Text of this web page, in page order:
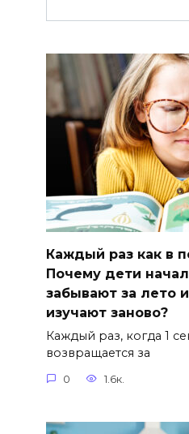
Каждый раз как в
Почему дети
забывают за лето
изучают заново?
Каждый раз, когда 1
возвращается за
0 1.6к.